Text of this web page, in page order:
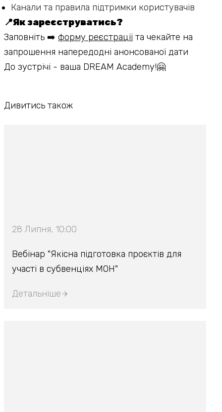
Канали та правила підтримки користувачів
📍Як зареєструватись?
Заповніть ➡️ форму реєстрації та чекайте на
запрошення напередодні анонсованої дати
До зустрічі - ваша DREAM Academy!🤗
Дивитись також
28 Липня, 10:00
Вебінар "Якісна підготовка проєктів для
участі в субвенціях МОН"
Детальніше